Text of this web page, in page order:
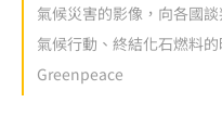
氣候災害的影像，向各國
氣候行動、終結化石燃料
Greenpeace